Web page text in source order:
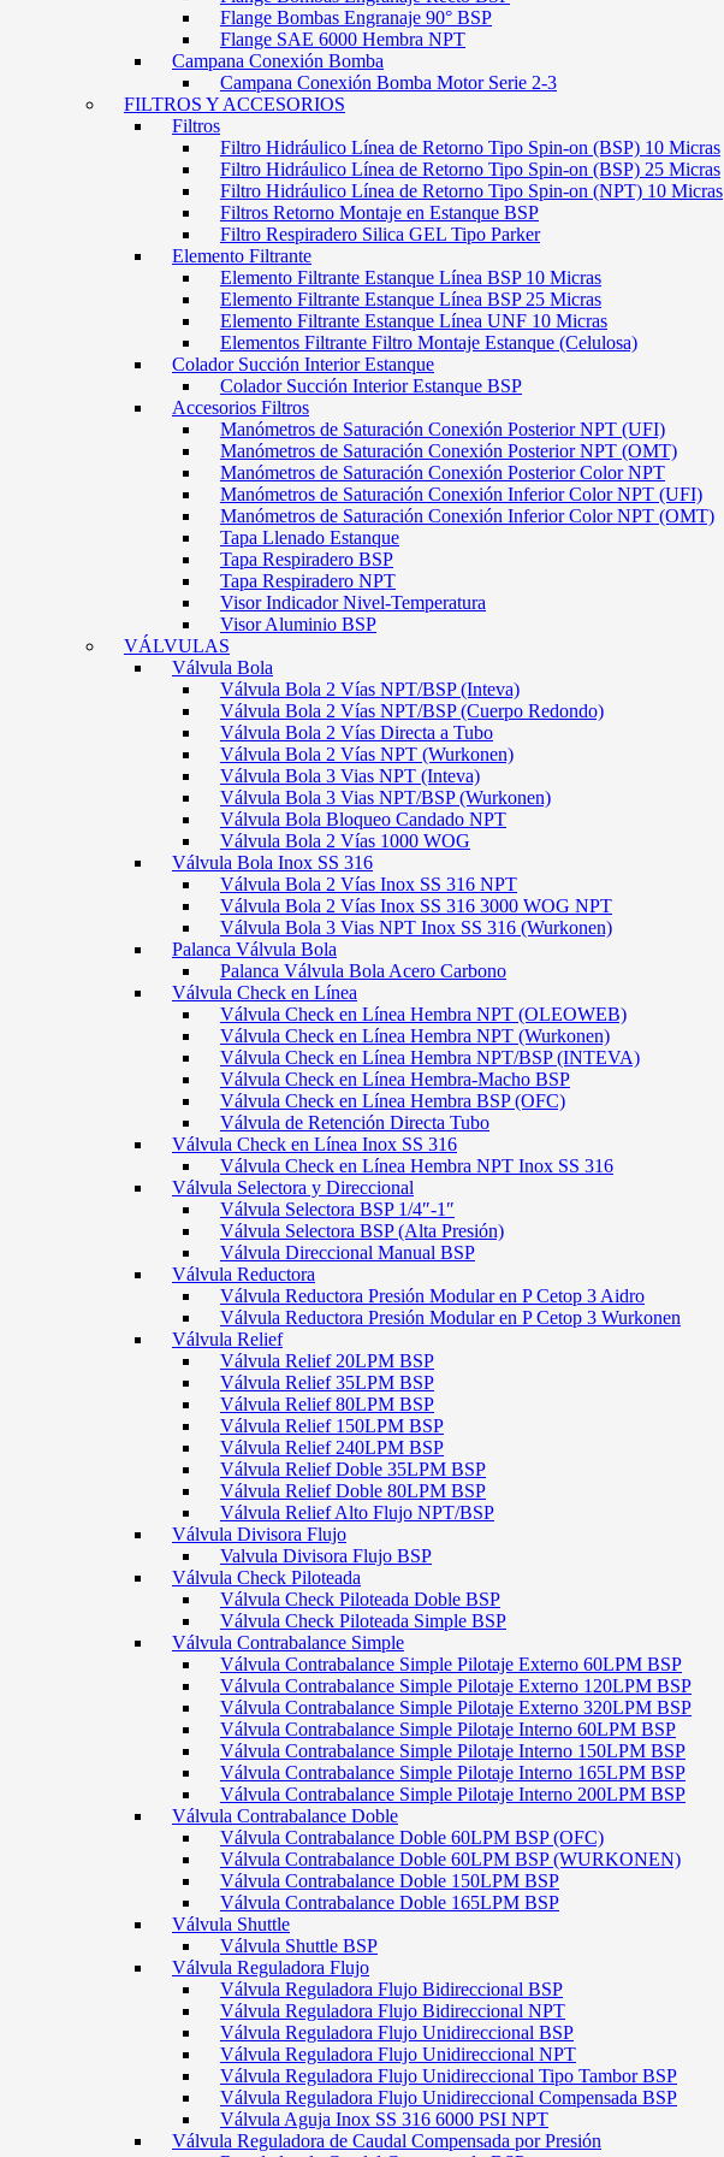
Flange Bombas Engranaje 90° BSP
Flange SAE 6000 Hembra NPT
Campana Conexión Bomba
Campana Conexión Bomba Motor Serie 2-3
FILTROS Y ACCESORIOS
Filtros
Filtro Hidráulico Línea de Retorno Tipo Spin-on (BSP) 10 Micras
Filtro Hidráulico Línea de Retorno Tipo Spin-on (BSP) 25 Micras
Filtro Hidráulico Línea de Retorno Tipo Spin-on (NPT) 10 Micras
Filtros Retorno Montaje en Estanque BSP
Filtro Respiradero Silica GEL Tipo Parker
Elemento Filtrante
Elemento Filtrante Estanque Línea BSP 10 Micras
Elemento Filtrante Estanque Línea BSP 25 Micras
Elemento Filtrante Estanque Línea UNF 10 Micras
Elementos Filtrante Filtro Montaje Estanque (Celulosa)
Colador Succión Interior Estanque
Colador Succión Interior Estanque BSP
Accesorios Filtros
Manómetros de Saturación Conexión Posterior NPT (UFI)
Manómetros de Saturación Conexión Posterior NPT (OMT)
Manómetros de Saturación Conexión Posterior Color NPT
Manómetros de Saturación Conexión Inferior Color NPT (UFI)
Manómetros de Saturación Conexión Inferior Color NPT (OMT)
Tapa Llenado Estanque
Tapa Respiradero BSP
Tapa Respiradero NPT
Visor Indicador Nivel-Temperatura
Visor Aluminio BSP
VÁLVULAS
Válvula Bola
Válvula Bola 2 Vías NPT/BSP (Inteva)
Válvula Bola 2 Vías NPT/BSP (Cuerpo Redondo)
Válvula Bola 2 Vías Directa a Tubo
Válvula Bola 2 Vías NPT (Wurkonen)
Válvula Bola 3 Vias NPT (Inteva)
Válvula Bola 3 Vias NPT/BSP (Wurkonen)
Válvula Bola Bloqueo Candado NPT
Válvula Bola 2 Vías 1000 WOG
Válvula Bola Inox SS 316
Válvula Bola 2 Vías Inox SS 316 NPT
Válvula Bola 2 Vías Inox SS 316 3000 WOG NPT
Válvula Bola 3 Vias NPT Inox SS 316 (Wurkonen)
Palanca Válvula Bola
Palanca Válvula Bola Acero Carbono
Válvula Check en Línea
Válvula Check en Línea Hembra NPT (OLEOWEB)
Válvula Check en Línea Hembra NPT (Wurkonen)
Válvula Check en Línea Hembra NPT/BSP (INTEVA)
Válvula Check en Línea Hembra-Macho BSP
Válvula Check en Línea Hembra BSP (OFC)
Válvula de Retención Directa Tubo
Válvula Check en Línea Inox SS 316
Válvula Check en Línea Hembra NPT Inox SS 316
Válvula Selectora y Direccional
Válvula Selectora BSP 1/4″-1″
Válvula Selectora BSP (Alta Presión)
Válvula Direccional Manual BSP
Válvula Reductora
Válvula Reductora Presión Modular en P Cetop 3 Aidro
Válvula Reductora Presión Modular en P Cetop 3 Wurkonen
Válvula Relief
Válvula Relief 20LPM BSP
Válvula Relief 35LPM BSP
Válvula Relief 80LPM BSP
Válvula Relief 150LPM BSP
Válvula Relief 240LPM BSP
Válvula Relief Doble 35LPM BSP
Válvula Relief Doble 80LPM BSP
Válvula Relief Alto Flujo NPT/BSP
Válvula Divisora Flujo
Valvula Divisora Flujo BSP
Válvula Check Piloteada
Válvula Check Piloteada Doble BSP
Válvula Check Piloteada Simple BSP
Válvula Contrabalance Simple
Válvula Contrabalance Simple Pilotaje Externo 60LPM BSP
Válvula Contrabalance Simple Pilotaje Externo 120LPM BSP
Válvula Contrabalance Simple Pilotaje Externo 320LPM BSP
Válvula Contrabalance Simple Pilotaje Interno 60LPM BSP
Válvula Contrabalance Simple Pilotaje Interno 150LPM BSP
Válvula Contrabalance Simple Pilotaje Interno 165LPM BSP
Válvula Contrabalance Simple Pilotaje Interno 200LPM BSP
Válvula Contrabalance Doble
Válvula Contrabalance Doble 60LPM BSP (OFC)
Válvula Contrabalance Doble 60LPM BSP (WURKONEN)
Válvula Contrabalance Doble 150LPM BSP
Válvula Contrabalance Doble 165LPM BSP
Válvula Shuttle
Válvula Shuttle BSP
Válvula Reguladora Flujo
Válvula Reguladora Flujo Bidireccional BSP
Válvula Reguladora Flujo Bidireccional NPT
Válvula Reguladora Flujo Unidireccional BSP
Válvula Reguladora Flujo Unidireccional NPT
Válvula Reguladora Flujo Unidireccional Tipo Tambor BSP
Válvula Reguladora Flujo Unidireccional Compensada BSP
Válvula Aguja Inox SS 316 6000 PSI NPT
Válvula Reguladora de Caudal Compensada por Presión